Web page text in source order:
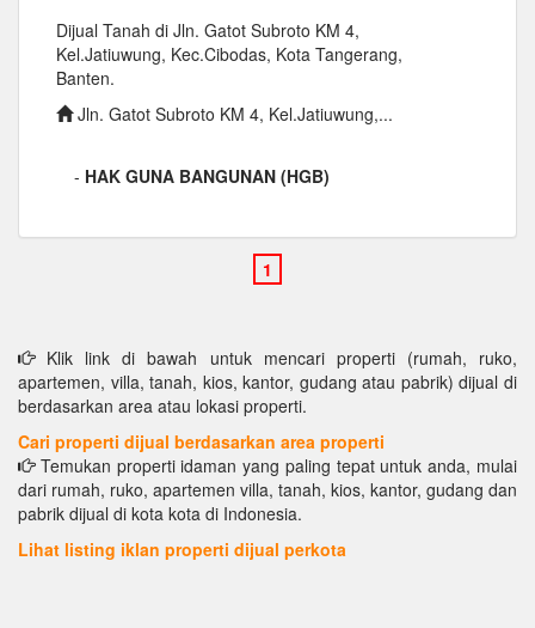
Dijual Tanah di Jln. Gatot Subroto KM 4,
Kel.Jatiuwung, Kec.Cibodas, Kota Tangerang,
Banten.
Jln. Gatot Subroto KM 4, Kel.Jatiuwung,...
- HAK GUNA BANGUNAN (HGB)
Klik link di bawah untuk mencari properti (rumah, ruko,
apartemen, villa, tanah, kios, kantor, gudang atau pabrik) dijual di
berdasarkan area atau lokasi properti.
Cari properti dijual berdasarkan area properti
Temukan properti idaman yang paling tepat untuk anda, mulai
dari rumah, ruko, apartemen villa, tanah, kios, kantor, gudang dan
pabrik dijual di kota kota di Indonesia.
Lihat listing iklan properti dijual perkota